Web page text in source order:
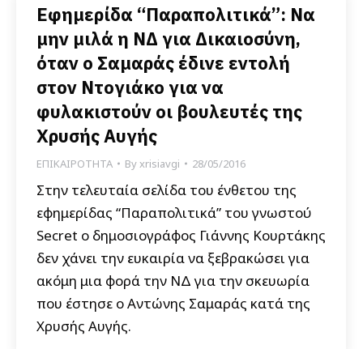
Εφημερίδα “Παραπολιτικά”: Να
μην μιλά η ΝΔ για Δικαιοσύνη,
όταν ο Σαμαράς έδινε εντολή
στον Ντογιάκο για να
φυλακιστούν οι βουλευτές της
Χρυσής Αυγής
ΕΠΙΚΑΙΡΟΤΗΤΑ Byxrisiavgi 28/05/2016
Στην τελευταία σελίδα του ένθετου της
εφημερίδας “Παραπολιτικά” του γνωστού
Secret ο δημοσιογράφος Γιάννης Κουρτάκης
δεν χάνει την ευκαιρία να ξεβρακώσει για
ακόμη μια φορά την ΝΔ για την σκευωρία
που έστησε ο Αντώνης Σαμαράς κατά της
Χρυσής Αυγής.